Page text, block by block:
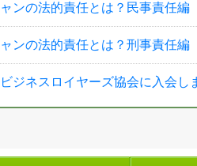
ャンの法的責任とは？民事責任編
ャンの法的責任とは？刑事責任編
ジネスロイヤーズ協会に入会し